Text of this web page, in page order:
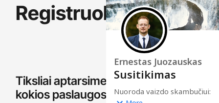
Registruokitės
Tiksliai aptarsime
kokios paslaugos,